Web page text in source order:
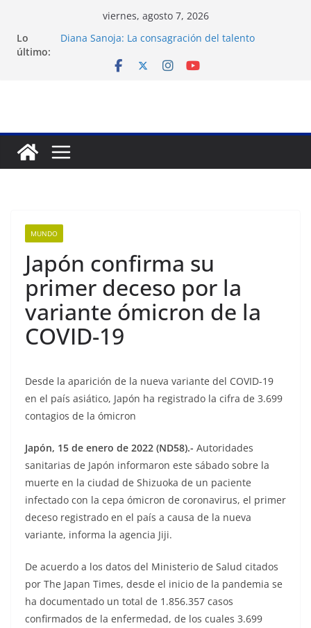
contenido
viernes, agosto 7, 2026
Lo
último:
Diana Sanoja: La consagración del talento
Venezuela: 40 extranjeros continúan como presos
en Maracaibo
Liga FutVe: Rayo Zuliano busca redimirse en su
feudo
MUNDO
Japón confirma su
primer deceso por la
variante ómicron de la
COVID-19
Desde la aparición de la nueva variante del COVID-19
en el país asiático, Japón ha registrado la cifra de 3.699
contagios de la ómicron
Japón, 15 de enero de 2022 (ND58).- Autoridades
sanitarias de Japón informaron este sábado sobre la
muerte en la ciudad de Shizuoka de un paciente
infectado con la cepa ómicron de coronavirus, el primer
deceso registrado en el país a causa de la nueva
variante, informa la agencia Jiji.
De acuerdo a los datos del Ministerio de Salud citados
por The Japan Times, desde el inicio de la pandemia se
ha documentado un total de 1.856.357 casos
confirmados de la enfermedad, de los cuales 3.699